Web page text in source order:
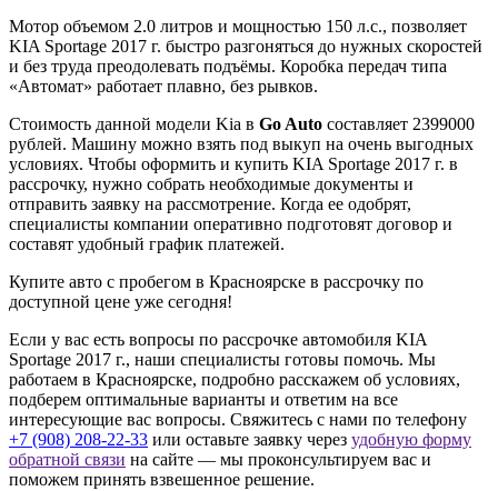
Мотор объемом 2.0 литров и мощностью 150 л.с., позволяет
KIA Sportage 2017 г. быстро разгоняться до нужных скоростей
и без труда преодолевать подъёмы. Коробка передач типа
«Автомат» работает плавно, без рывков.
Стоимость данной модели Kia в Go Auto составляет 2399000
рублей. Машину можно взять под выкуп на очень выгодных
условиях. Чтобы оформить и купить KIA Sportage 2017 г. в
рассрочку, нужно собрать необходимые документы и
отправить заявку на рассмотрение. Когда ее одобрят,
специалисты компании оперативно подготовят договор и
составят удобный график платежей.
Купите авто с пробегом в Красноярске в рассрочку по
доступной цене уже сегодня!
Если у вас есть вопросы по рассрочке автомобиля KIA
Sportage 2017 г., наши специалисты готовы помочь. Мы
работаем в Красноярске, подробно расскажем об условиях,
подберем оптимальные варианты и ответим на все
интересующие вас вопросы. Свяжитесь с нами по телефону
+7 (908) 208-22-33 или оставьте заявку через удобную форму
обратной связи на сайте — мы проконсультируем вас и
поможем принять взвешенное решение.